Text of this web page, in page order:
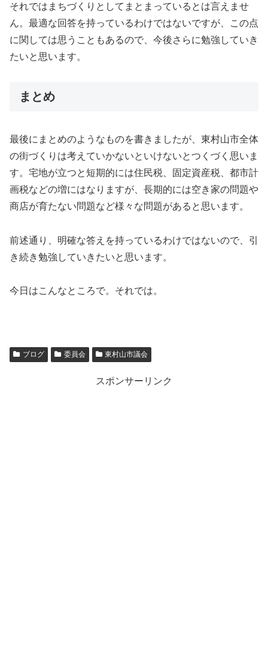
それではまちづくりとしてまとまっているとは言えませ
ん。最適な回答を持っているわけではないですが、この点
に関しては思うこともあるので、今後さらに勉強していき
たいと思います。
まとめ
最後にまとめのようなものを書きましたが、東村山市全体
の街づくりは考えていかないといけないとつくづく思いま
す。宅地が立つと短期的には住民税、固定資産税、都市計
画税などの増にはなりますが、長期的には空き家の問題や
商店が育たない問題など様々な問題があると思います。
前述通り、明確な答えを持っているわけではないので、引
き続き勉強していきたいと思います。
今日はこんなところで。それでは。
ブログ 委員会 東村山市議会
スポンサーリンク